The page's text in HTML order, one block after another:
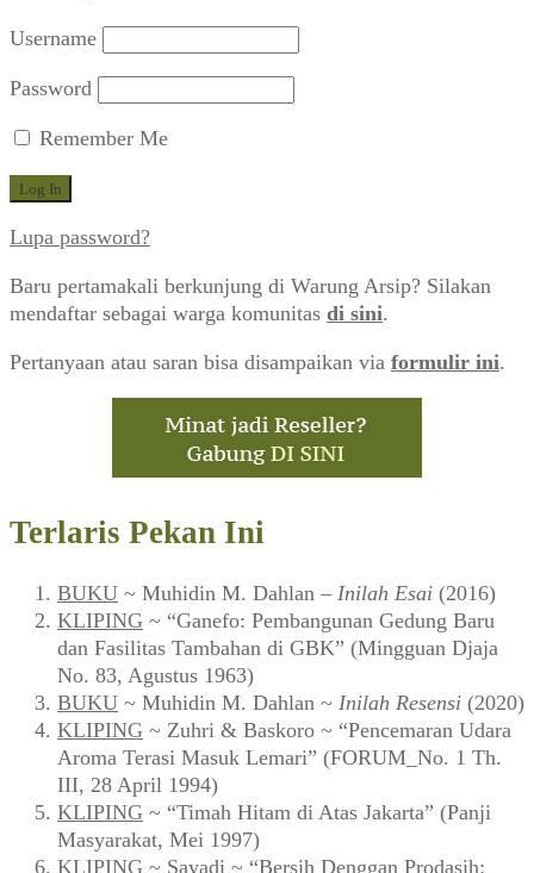
Username
Password
Remember Me
Lupa password?
Baru pertamakali berkunjung di Warung Arsip? Silakan
mendaftar sebagai warga komunitas di sini.
Pertanyaan atau saran bisa disampaikan via formulir ini.
Terlaris Pekan Ini
BUKU ~ Muhidin M. Dahlan – Inilah Esai (2016)
KLIPING ~ “Ganefo: Pembangunan Gedung Baru
dan Fasilitas Tambahan di GBK” (Mingguan Djaja
No. 83, Agustus 1963)
BUKU ~ Muhidin M. Dahlan ~ Inilah Resensi (2020)
KLIPING ~ Zuhri & Baskoro ~ “Pencemaran Udara
Aroma Terasi Masuk Lemari” (FORUM_No. 1 Th.
III, 28 April 1994)
KLIPING ~ “Timah Hitam di Atas Jakarta” (Panji
Masyarakat, Mei 1997)
KLIPING ~ Sayadi ~ “Bersih Denggan Prodasih: